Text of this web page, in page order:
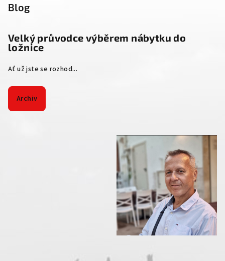
Blog
Velký průvodce výběrem nábytku do
ložnice
Ať už jste se rozhod...
Archiv